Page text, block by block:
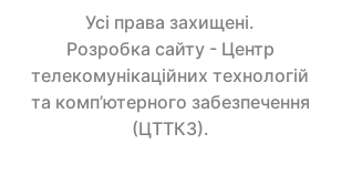
Усi права захищенi.
Розробка сайту - Центр
телекомунікаційних технологій
та комп’ютерного забезпечення
(ЦТТКЗ).